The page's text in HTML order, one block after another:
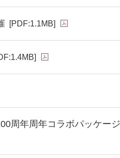
[PDF:1.1MB]
周年周年コラボパッケー